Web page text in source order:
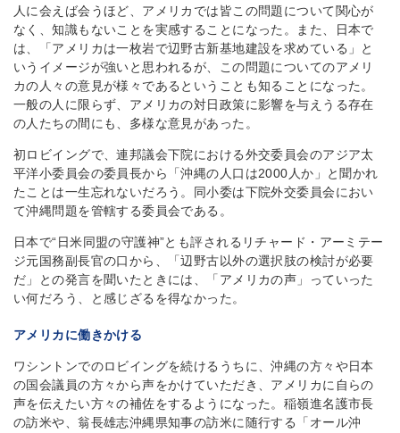
人に会えば会うほど、アメリカでは皆この問題について関心が
なく、知識もないことを実感することになった。また、日本で
は、「アメリカは一枚岩で辺野古新基地建設を求めている」と
いうイメージが強いと思われるが、この問題についてのアメリ
カの人々の意見が様々であるということも知ることになった。
一般の人に限らず、アメリカの対日政策に影響を与えうる存在
の人たちの間にも、多様な意見があった。
初ロビイングで、連邦議会下院における外交委員会のアジア太
平洋小委員会の委員長から「沖縄の人口は2000人か」と聞かれ
たことは一生忘れないだろう。同小委は下院外交委員会におい
て沖縄問題を管轄する委員会である。
日本で“日米同盟の守護神”とも評されるリチャード・アーミテー
ジ元国務副長官の口から、「辺野古以外の選択肢の検討が必要
だ」との発言を聞いたときには、「アメリカの声」っていった
い何だろう、と感じざるを得なかった。
アメリカに働きかける
ワシントンでのロビイングを続けるうちに、沖縄の方々や日本
の国会議員の方々から声をかけていただき、アメリカに自らの
声を伝えたい方々の補佐をするようになった。稲嶺進名護市長
の訪米や、翁長雄志沖縄県知事の訪米に随行する「オール沖